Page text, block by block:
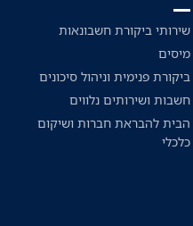
שירותי ביקורת חשבונאות
מיסים
ביקורת פנימית וניהול סיכונים
חשבות ושירותים נלווים
הבית להבראת חברות ושיקום
כלכלי